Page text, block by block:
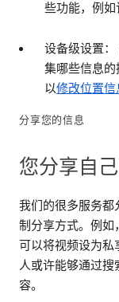
些功能，例如
设备级设置
集哪些信息
以修改位置信
分享您的信息
您分享自
我们的很多服务都
制分享方式。例如
可以将视频设为
人或许能够通过搜
容。